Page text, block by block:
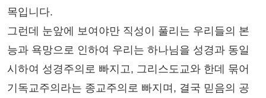
목입니다.
그런데 눈앞에 보여야만 직성이 풀리는 우리들의 본
능과 욕망으로 인하여 우리는 하나님을 성경과 동일
시하여 성경주의로 빠지고, 그리스도교와 한데 묶어
기독교주의라는 종교주의로 빠지며, 결국 믿음의 공